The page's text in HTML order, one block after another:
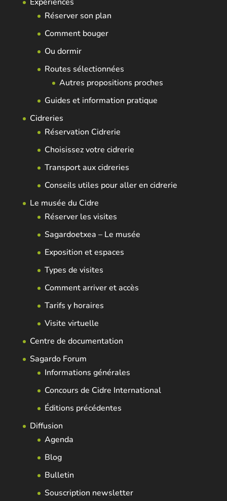
Réserver son plan
Comment bouger
Ou dormir
Routes sélectionnées
Autres propositions proches
Guides et information pratique
Cidreries
Réservation Cidrerie
Choisissez votre cidrerie
Transport aux cidreries
Conseils utiles pour aller en cidrerie
Le musée du Cidre
Réserver les visites
Sagardoetxea – Le musée
Exposition et espaces
Types de visites
Comment arriver et accès
Tarifs y horaires
Visite virtuelle
Centre de documentation
Sagardo Forum
Informations générales
Concours de Cidre International
Éditions précédentes
Diffusion
Agenda
Blog
Bulletin
Souscription newsletter